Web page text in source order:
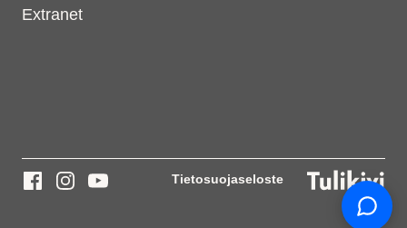
Extranet
Tietosuojaseloste
today?